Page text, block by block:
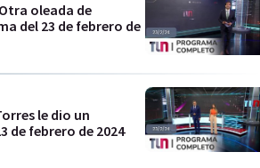
oleada de
del 23 de febrero de
le dio un
de febrero de 2024